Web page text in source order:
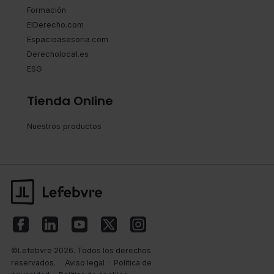
Formación
ElDerecho.com
Espacioasesoria.com
Derecholocal.es
ESG
Tienda Online
Nuestros productos
©Lefebvre 2026. Todos los derechos
reservados.
Aviso legal · Política de